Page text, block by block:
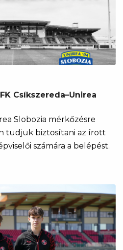
Csíkszereda–Unirea
Slobozia mérkőzésre
tudjuk biztosítani az írott
számára a belépést.